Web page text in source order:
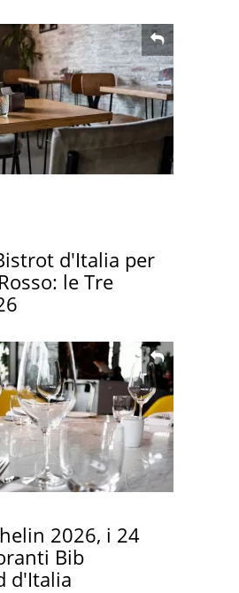
d'Italia per
le Tre
2026, i 24
Bib
d'Italia